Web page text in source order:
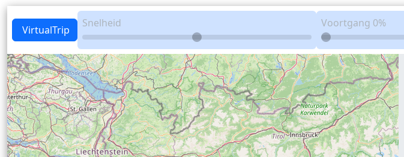
VirtualTrip
Snelheid Voortgang 0%